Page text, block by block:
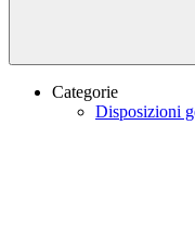
Categorie
Disposizioni